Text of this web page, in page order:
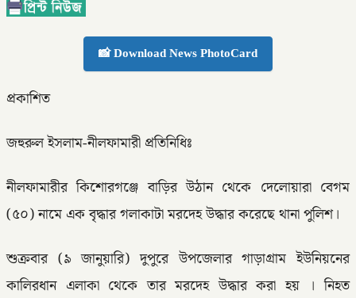
📸 Download News PhotoCard
প্রকাশিত
জহুরুল ইসলাম-নীলফামারী প্রতিনিধিঃ
নীলফামারীর কিশোরগঞ্জে বাড়ির উঠান থেকে দেলোয়ারা বেগম
(৫০) নামে এক বৃদ্ধার গলাকাটা মরদেহ উদ্ধার করেছে থানা পুলিশ।
শুক্রবার (৯ জানুয়ারি) দুপুরে উপজেলার গাড়াগ্রাম ইউনিয়নের
কালিরধান এলাকা থেকে তার মরদেহ উদ্ধার করা হয় । নিহত